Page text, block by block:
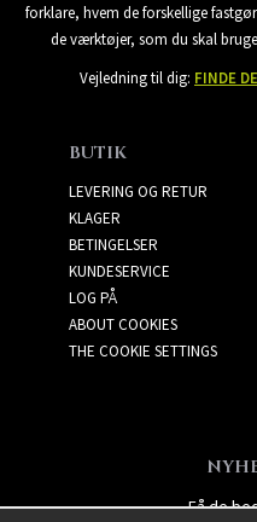
forklare, hvem de forskellige
de værktøjer, som du skal
Vejledning til dig: FINDE
BUTIK
LEVERING OG RETUR
KLAGER
BETINGELSER
KUNDESERVICE
LOG PÅ
ABOUT COOKIES
THE COOKIE SETTINGS
Få de